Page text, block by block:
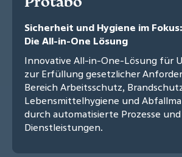
Sicherheit und Hygiene im
Die All-in-One Lösung
Innovative All-in-One-Lösung für
zur Erfüllung gesetzlicher
Bereich Arbeitsschutz,
Lebensmittelhygiene und
durch automatisierte Prozesse
Dienstleistungen.